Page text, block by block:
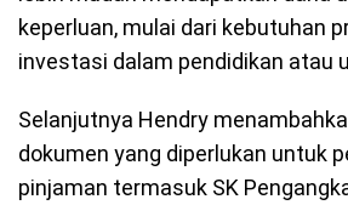
keperluan, mulai dari kebutuhan
investasi dalam pendidikan atau
Selanjutnya Hendry
dokumen yang diperlukan untuk
pinjaman termasuk SK